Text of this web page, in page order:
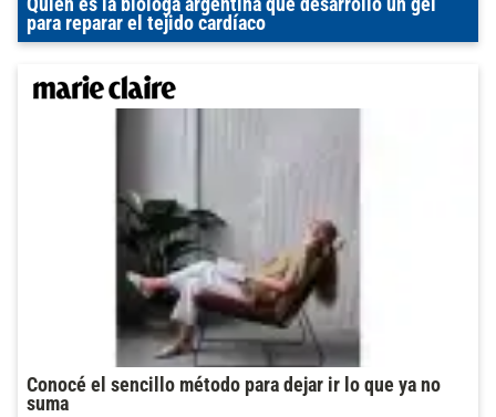
Quién es la bióloga argentina que desarrolló un gel
para reparar el tejido cardíaco
Conocé el sencillo método para dejar ir lo que ya no
suma